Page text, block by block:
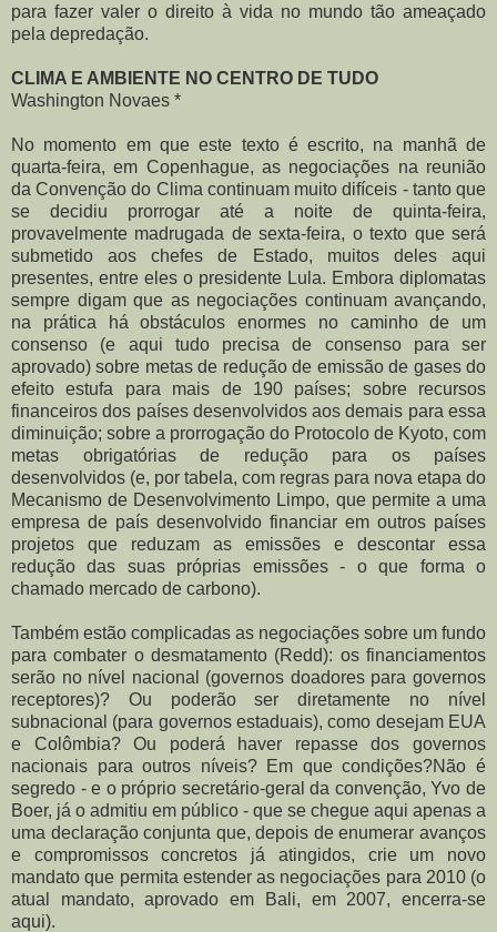
para fazer valer o direito à vida no mundo tão ameaçado
pela depredação.
CLIMA E AMBIENTE NO CENTRO DE TUDO
Washington Novaes *
No momento em que este texto é escrito, na manhã de
quarta-feira, em Copenhague, as negociações na reunião
da Convenção do Clima continuam muito difíceis - tanto que
se decidiu prorrogar até a noite de quinta-feira,
provavelmente madrugada de sexta-feira, o texto que será
submetido aos chefes de Estado, muitos deles aqui
presentes, entre eles o presidente Lula. Embora diplomatas
sempre digam que as negociações continuam avançando,
na prática há obstáculos enormes no caminho de um
consenso (e aqui tudo precisa de consenso para ser
aprovado) sobre metas de redução de emissão de gases do
efeito estufa para mais de 190 países; sobre recursos
financeiros dos países desenvolvidos aos demais para essa
diminuição; sobre a prorrogação do Protocolo de Kyoto, com
metas obrigatórias de redução para os países
desenvolvidos (e, por tabela, com regras para nova etapa do
Mecanismo de Desenvolvimento Limpo, que permite a uma
empresa de país desenvolvido financiar em outros países
projetos que reduzam as emissões e descontar essa
redução das suas próprias emissões - o que forma o
chamado mercado de carbono).
Também estão complicadas as negociações sobre um fundo
para combater o desmatamento (Redd): os financiamentos
serão no nível nacional (governos doadores para governos
receptores)? Ou poderão ser diretamente no nível
subnacional (para governos estaduais), como desejam EUA
e Colômbia? Ou poderá haver repasse dos governos
nacionais para outros níveis? Em que condições?Não é
segredo - e o próprio secretário-geral da convenção, Yvo de
Boer, já o admitiu em público - que se chegue aqui apenas a
uma declaração conjunta que, depois de enumerar avanços
e compromissos concretos já atingidos, crie um novo
mandato que permita estender as negociações para 2010 (o
atual mandato, aprovado em Bali, em 2007, encerra-se
aqui).